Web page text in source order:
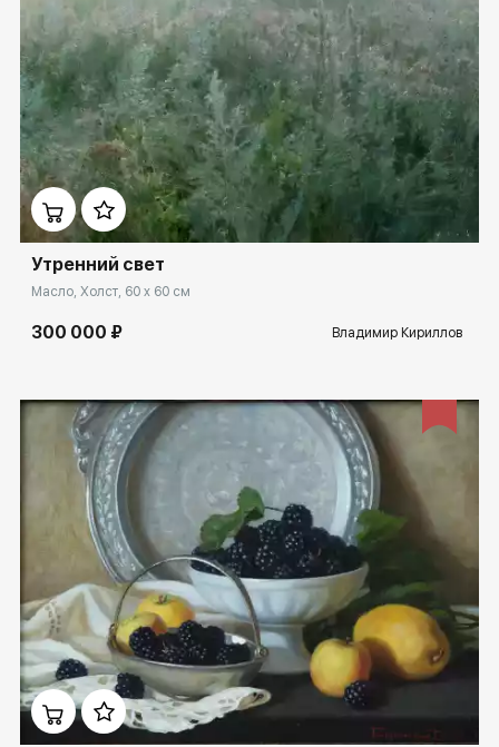
Домен: ekb.rakovgallery.ru
Утренний свет
Масло, Холст, 60 x 60 см
300 000 ₽ Владимир Кириллов
Домен: ekb.rakovgallery.ru